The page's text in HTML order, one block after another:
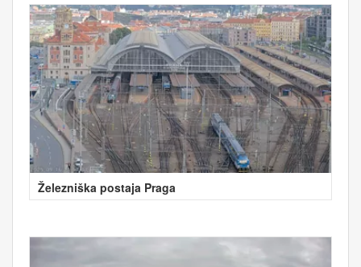
Železniška postaja Praga